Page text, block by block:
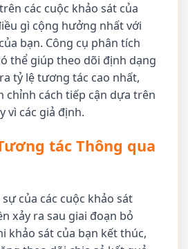
các cuộc khảo sát của
gì cộng hưởng nhất với
bạn. Công cụ phân tích
thể giúp theo dõi định dạng
tỷ lệ tương tác cao nhất,
chỉnh cách tiếp cận dựa trên
vì các giả định.
tác Thông qua
của các cuộc khảo sát
xảy ra sau giai đoạn bỏ
khảo sát của bạn kết thúc,